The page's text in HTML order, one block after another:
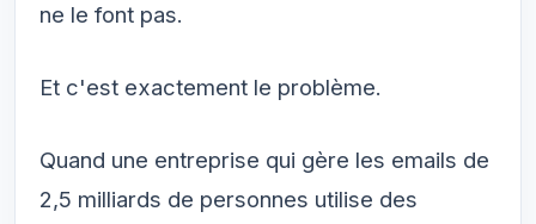
ne le font pas.
Et c'est exactement le problème.
Quand une entreprise qui gère les emails de
2,5 milliards de personnes utilise des